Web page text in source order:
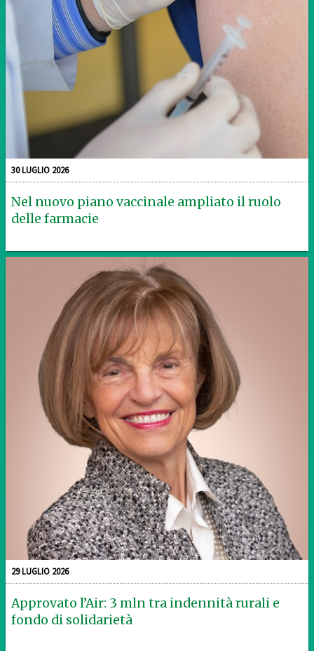
30 LUGLIO 2026
Nel nuovo piano vaccinale ampliato il ruolo
delle farmacie
29 LUGLIO 2026
Approvato l’Air: 3 mln tra indennità rurali e
fondo di solidarietà